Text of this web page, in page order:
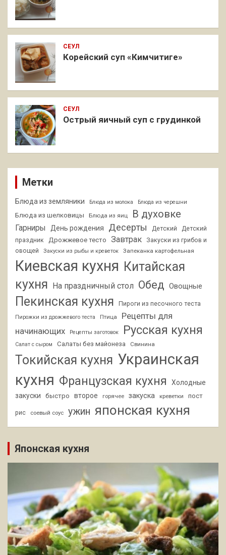
СЕУЛ
Корейский суп «Кимчитиге»
СЕУЛ
Острый яичный суп с грудинкой
Метки
Блюда из земляники Блюда из молока Блюда из черешни
Блюда из шелковицы Блюда из яиц В духовке
Гарниры День рождения Десерты Детский
Детский
праздник
Дрожжевое тесто Завтрак
Закуски из грибов и
овощей
Закуски из рыбы и креветок Запеканка картофельная
Киевская кухня Китайская
кухня На праздничный стол Обед Овощные
Пекинская кухня Пироги из песочного теста
Пирожки из дрожжевого теста Птица
Рецепты для
начинающих
Рецепты заготовок Русская кухня
Салат с сыром Салаты без майонеза Свинина
Токийская кухня Украинская
кухня Французская кухня
Холодные
закуски
быстро второе горячее закуска креветки пост
рис соевый соус ужин японская кухня
Японская кухня